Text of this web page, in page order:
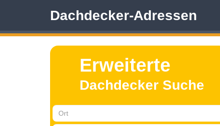
Dachdecker-Adressen
Erweiterte
Dachdecker Suche